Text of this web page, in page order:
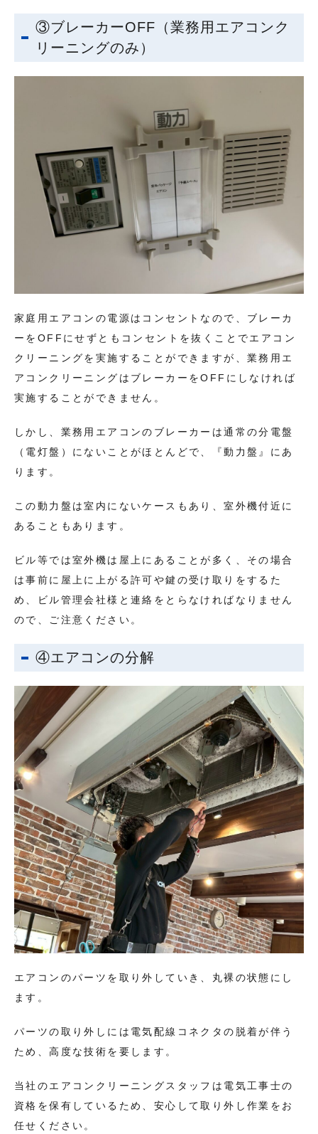
③ブレーカーOFF（業務用エアコンク
リーニングのみ）
家庭用エアコンの電源はコンセントなので、ブレーカ
ーをOFFにせずともコンセントを抜くことでエアコン
クリーニングを実施することができますが、業務用エ
アコンクリーニングはブレーカーをOFFにしなければ
実施することができません。
しかし、業務用エアコンのブレーカーは通常の分電盤
（電灯盤）にないことがほとんどで、『動力盤』にあ
ります。
この動力盤は室内にないケースもあり、室外機付近に
あることもあります。
ビル等では室外機は屋上にあることが多く、その場合
は事前に屋上に上がる許可や鍵の受け取りをするた
め、ビル管理会社様と連絡をとらなければなりません
ので、ご注意ください。
④エアコンの分解
エアコンのパーツを取り外していき、丸裸の状態にし
ます。
パーツの取り外しには電気配線コネクタの脱着が伴う
ため、高度な技術を要します。
当社のエアコンクリーニングスタッフは電気工事士の
資格を保有しているため、安心して取り外し作業をお
任せください。